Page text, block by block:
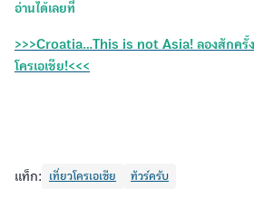
อ่านได้เลยที่
>>>Croatia...This is not Asia! ลองสักครั้
โครเอเชีย!<<<
แท็ก: เที่ยวโครเอเชีย ทัวร์ครับ